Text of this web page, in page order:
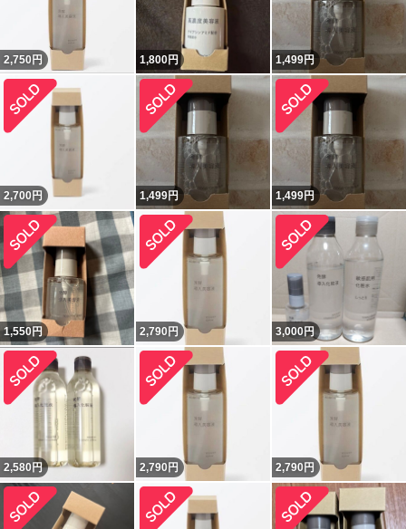
2,750 円 1,800円 1,499円
2,700 円 1,499円 1,499円
1,550円 2,790 円 3,000円
2,580 円 2,790 円 2,790 円